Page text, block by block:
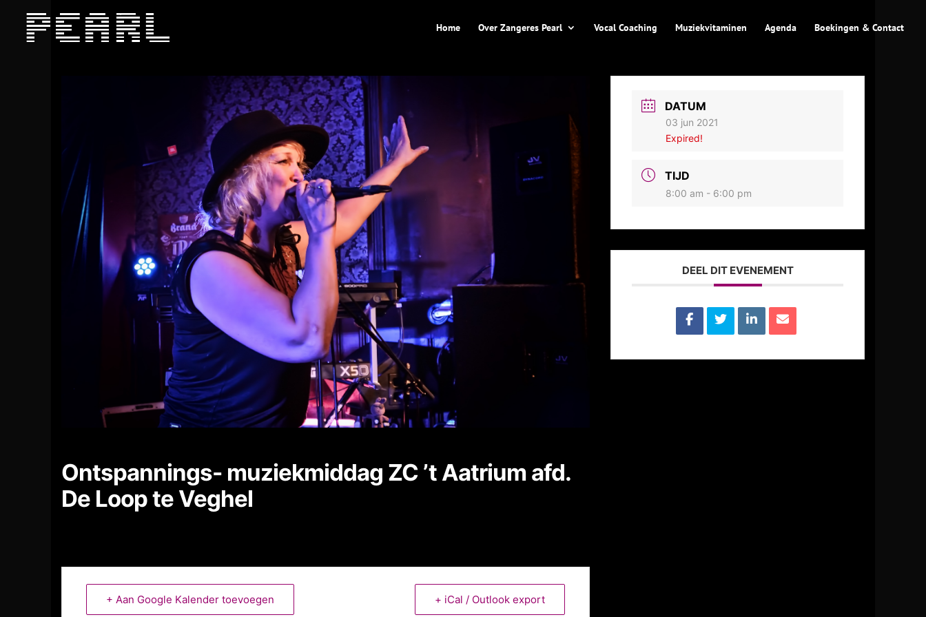
Home Over Zangeres Pearl Vocal Coaching Muziekvitaminen Agenda Boekingen & Contact
Ontspannings- muziekmiddag ZC ’t Aatrium afd.
De Loop te Veghel
+ Aan Google Kalender toevoegen + iCal / Outlook export
DATUM
03 jun 2021
Expired!
TIJD
8:00 am - 6:00 pm
DEEL DIT EVENEMENT